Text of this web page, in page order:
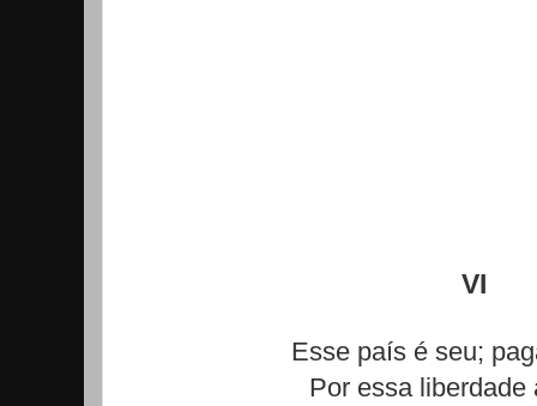
VI
Esse país é seu;
Por essa liberdade